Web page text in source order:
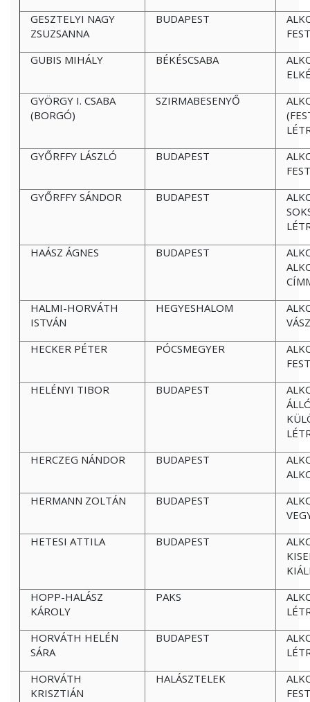
GESZTELYI NAGY
ZSUZSANNA
BUDAPEST
GUBIS MIHÁLY
BÉKÉSCSABA
GYÖRGY I. CSABA
(BORGÓ)
SZIRMABESENYŐ
GYŐRFFY LÁSZLÓ
BUDAPEST
GYŐRFFY SÁNDOR
BUDAPEST
HAÁSZ ÁGNES
BUDAPEST
HALMI-HORVÁTH
ISTVÁN
HEGYESHALOM
HECKER PÉTER
PÓCSMEGYER
HELÉNYI TIBOR
BUDAPEST
HERCZEG NÁNDOR
BUDAPEST
HERMANN ZOLTÁN
BUDAPEST
HETESI ATTILA
BUDAPEST
HOPP-HALÁSZ
KÁROLY
PAKS
HORVÁTH HELÉN
SÁRA
BUDAPEST
HORVÁTH
KRISZTIÁN
HALÁSZTELEK